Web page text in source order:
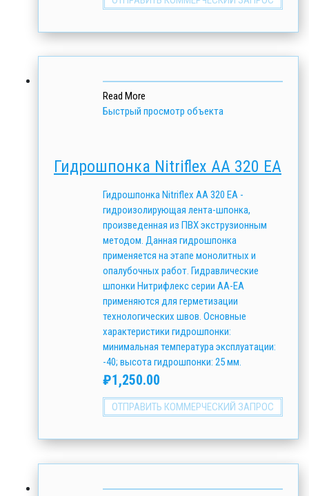
Read More
Быстрый просмотр объекта
Гидрошпонка Nitriflex АА 320 ЕА
Гидрошпонка Nitriflex АА 320 ЕА -
гидроизолирующая лента-шпонка,
произведенная из ПВХ экструзионным
методом. Данная гидрошпонка
применяется на этапе монолитных и
опалубочных работ. Гидравлические
шпонки Нитрифлекс серии АА-ЕА
применяются для герметизации
технологических швов. Основные
характеристики гидрошпонки:
минимальная температура эксплуатации:
-40; высота гидрошпонки: 25 мм.
₽1,250.00
ОТПРАВИТЬ КОММЕРЧЕСКИЙ ЗАПРОС